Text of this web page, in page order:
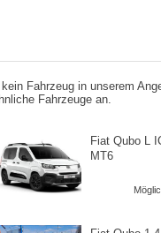
Fahrzeug in unserem
Fahrzeuge an.
Fiat Qubo L
MT6